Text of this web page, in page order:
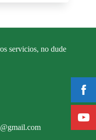
servicios, no dude